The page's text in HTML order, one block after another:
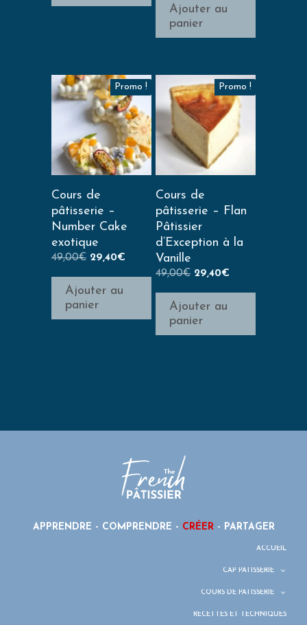
Ajouter au
panier
Promo !
Cours de
pâtisserie –
Number Cake
exotique
49,00€ 29,40€
Ajouter au
panier
Promo !
Cours de
pâtisserie – Flan
Pâtissier
d’Exception à la
Vanille
49,00€ 29,40€
Ajouter au
panier
APPRENDRE - COMPRENDRE - CRÉER- PARTAGER
ACCUEIL
CAP PÂTISSERIE
COURS DE PÂTISSERIE
RECETTES ET TECHNIQUES